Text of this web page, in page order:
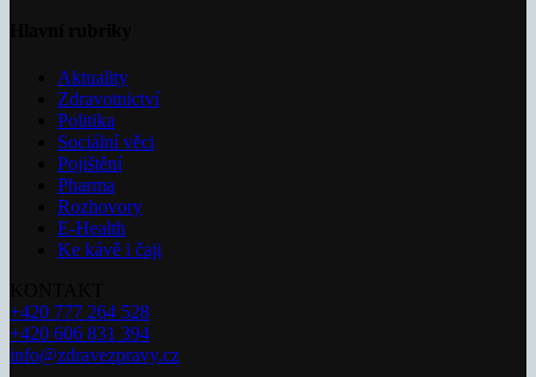
Aktuality
Zdravotnictví
Politika
Sociální věci
Pojištění
Pharma
Rozhovory
E-Health
Ke kávě i čaji
+420 777 264 528
+420 606 831 394
info@zdravezpravy.cz